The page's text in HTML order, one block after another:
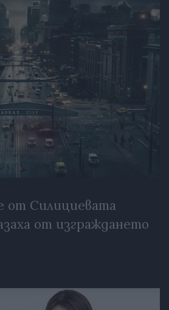
от Силициевата
от изграждането